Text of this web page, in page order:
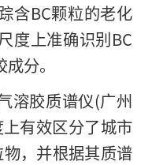
含BC颗粒的老化
度上准确识别BC
分。
溶胶质谱仪(广州
有效区分了城市
，并根据其质谱